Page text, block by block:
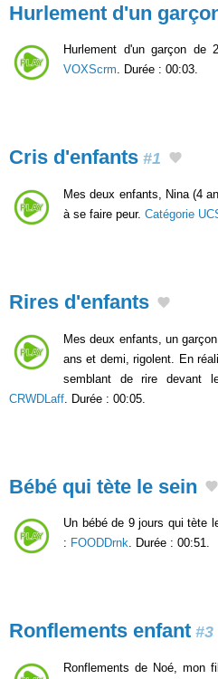
Hurlement d'un
Hurlement d'un garçon de
VOXScrm. Durée : 00:03.
Cris d'enfants #1
Mes deux enfants, Nina (4
à se faire peur. Catégorie
Rires d'enfants
Mes deux enfants, un
ans et demi, rigolent. En
semblant de rire devant
CRWDLaff . Durée : 00:05.
Bébé qui tète le sein
Un bébé de 9 jours qui tète
: FOODDrnk. Durée : 00:51.
Ronflements enfant #3
Ronflements de Noé, mon